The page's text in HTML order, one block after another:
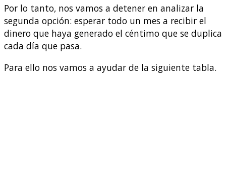
Por lo tanto, nos vamos a detener en analizar la
segunda opción: esperar todo un mes a recibir el
dinero que haya generado el céntimo que se duplica
cada día que pasa.
Para ello nos vamos a ayudar de la siguiente tabla.